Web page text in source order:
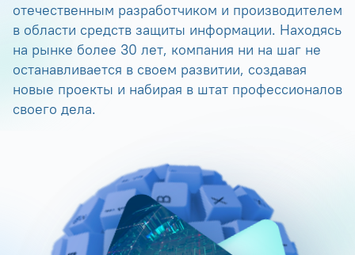
отечественным разработчиком и производителем
в области средств защиты информации. Находясь
на рынке более 30 лет, компания ни на шаг не
останавливается в своем развитии, создавая
новые проекты и набирая в штат профессионалов
своего дела.